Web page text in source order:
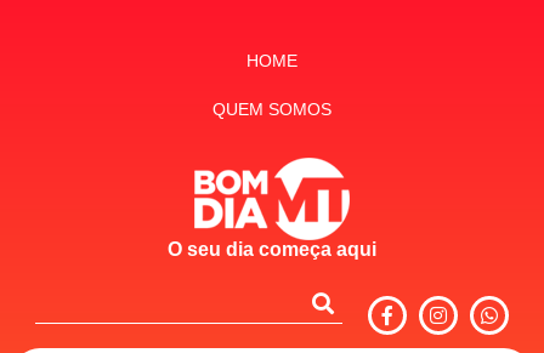
HOME
QUEM SOMOS
O seu dia começa aqui